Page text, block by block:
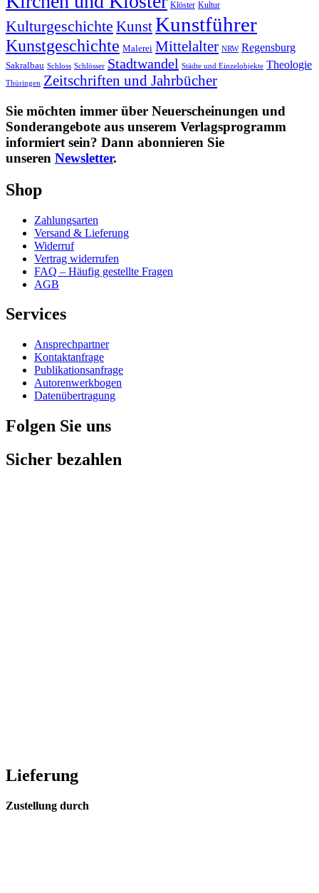
Klöster Kultur
Kulturgeschichte KunstKunstführer
Kunstgeschichte Malerei Mittelalter NRW Regensburg
Sakralbau Schloss Schlösser Stadtwandel Städte und Einzelobjekte Theologie
Thüringen Zeitschriften und Jahrbücher
Sie möchten immer über Neuerscheinungen und
Sonderangebote aus unserem Verlagsprogramm
informiert sein? Dann abonnieren Sie
unseren Newsletter.
Shop
Zahlungsarten
Versand & Lieferung
Widerruf
Vertrag widerrufen
FAQ – Häufig gestellte Fragen
AGB
Services
Ansprechpartner
Kontaktanfrage
Publikationsanfrage
Autorenwerkbogen
Datenübertragung
Folgen Sie uns
Sicher bezahlen
Lieferung
Zustellung durch